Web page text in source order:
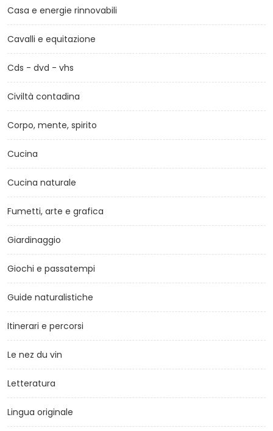
Casa e energie rinnovabili
Cavalli e equitazione
Cds - dvd - vhs
Civiltà contadina
Corpo, mente, spirito
Cucina
Cucina naturale
Fumetti, arte e grafica
Giardinaggio
Giochi e passatempi
Guide naturalistiche
Itinerari e percorsi
Le nez du vin
Letteratura
Lingua originale